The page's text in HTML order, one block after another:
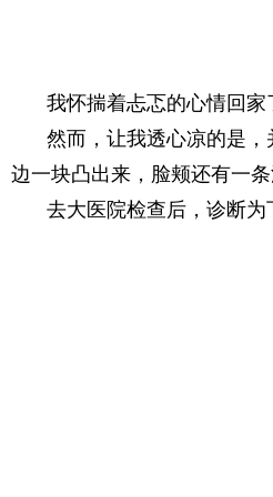
我怀揣着忐忑的心情回家
然而，让我透心凉的是
边一块凸出来，脸颊还有一
去大医院检查后，诊断为